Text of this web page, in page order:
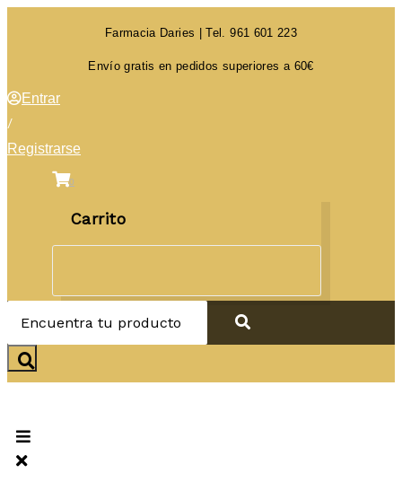
Farmacia Daries | Tel. 961 601 223
Envío gratis en pedidos superiores a 60€
Entrar
/
Registrarse
0
Carrito
producto
…